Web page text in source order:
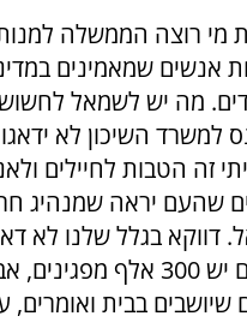
מי רוצה הממשלה
אנשים שמאמינים
מה יש לשמאל
השיכון לא ידאגו
זה הטבות לחיילים
שהעם יראה שמנהיג
דווקא בגלל שלנו לא
לא דאג לנו. לשיטתם יש 300 אלף
שיושבים בבית